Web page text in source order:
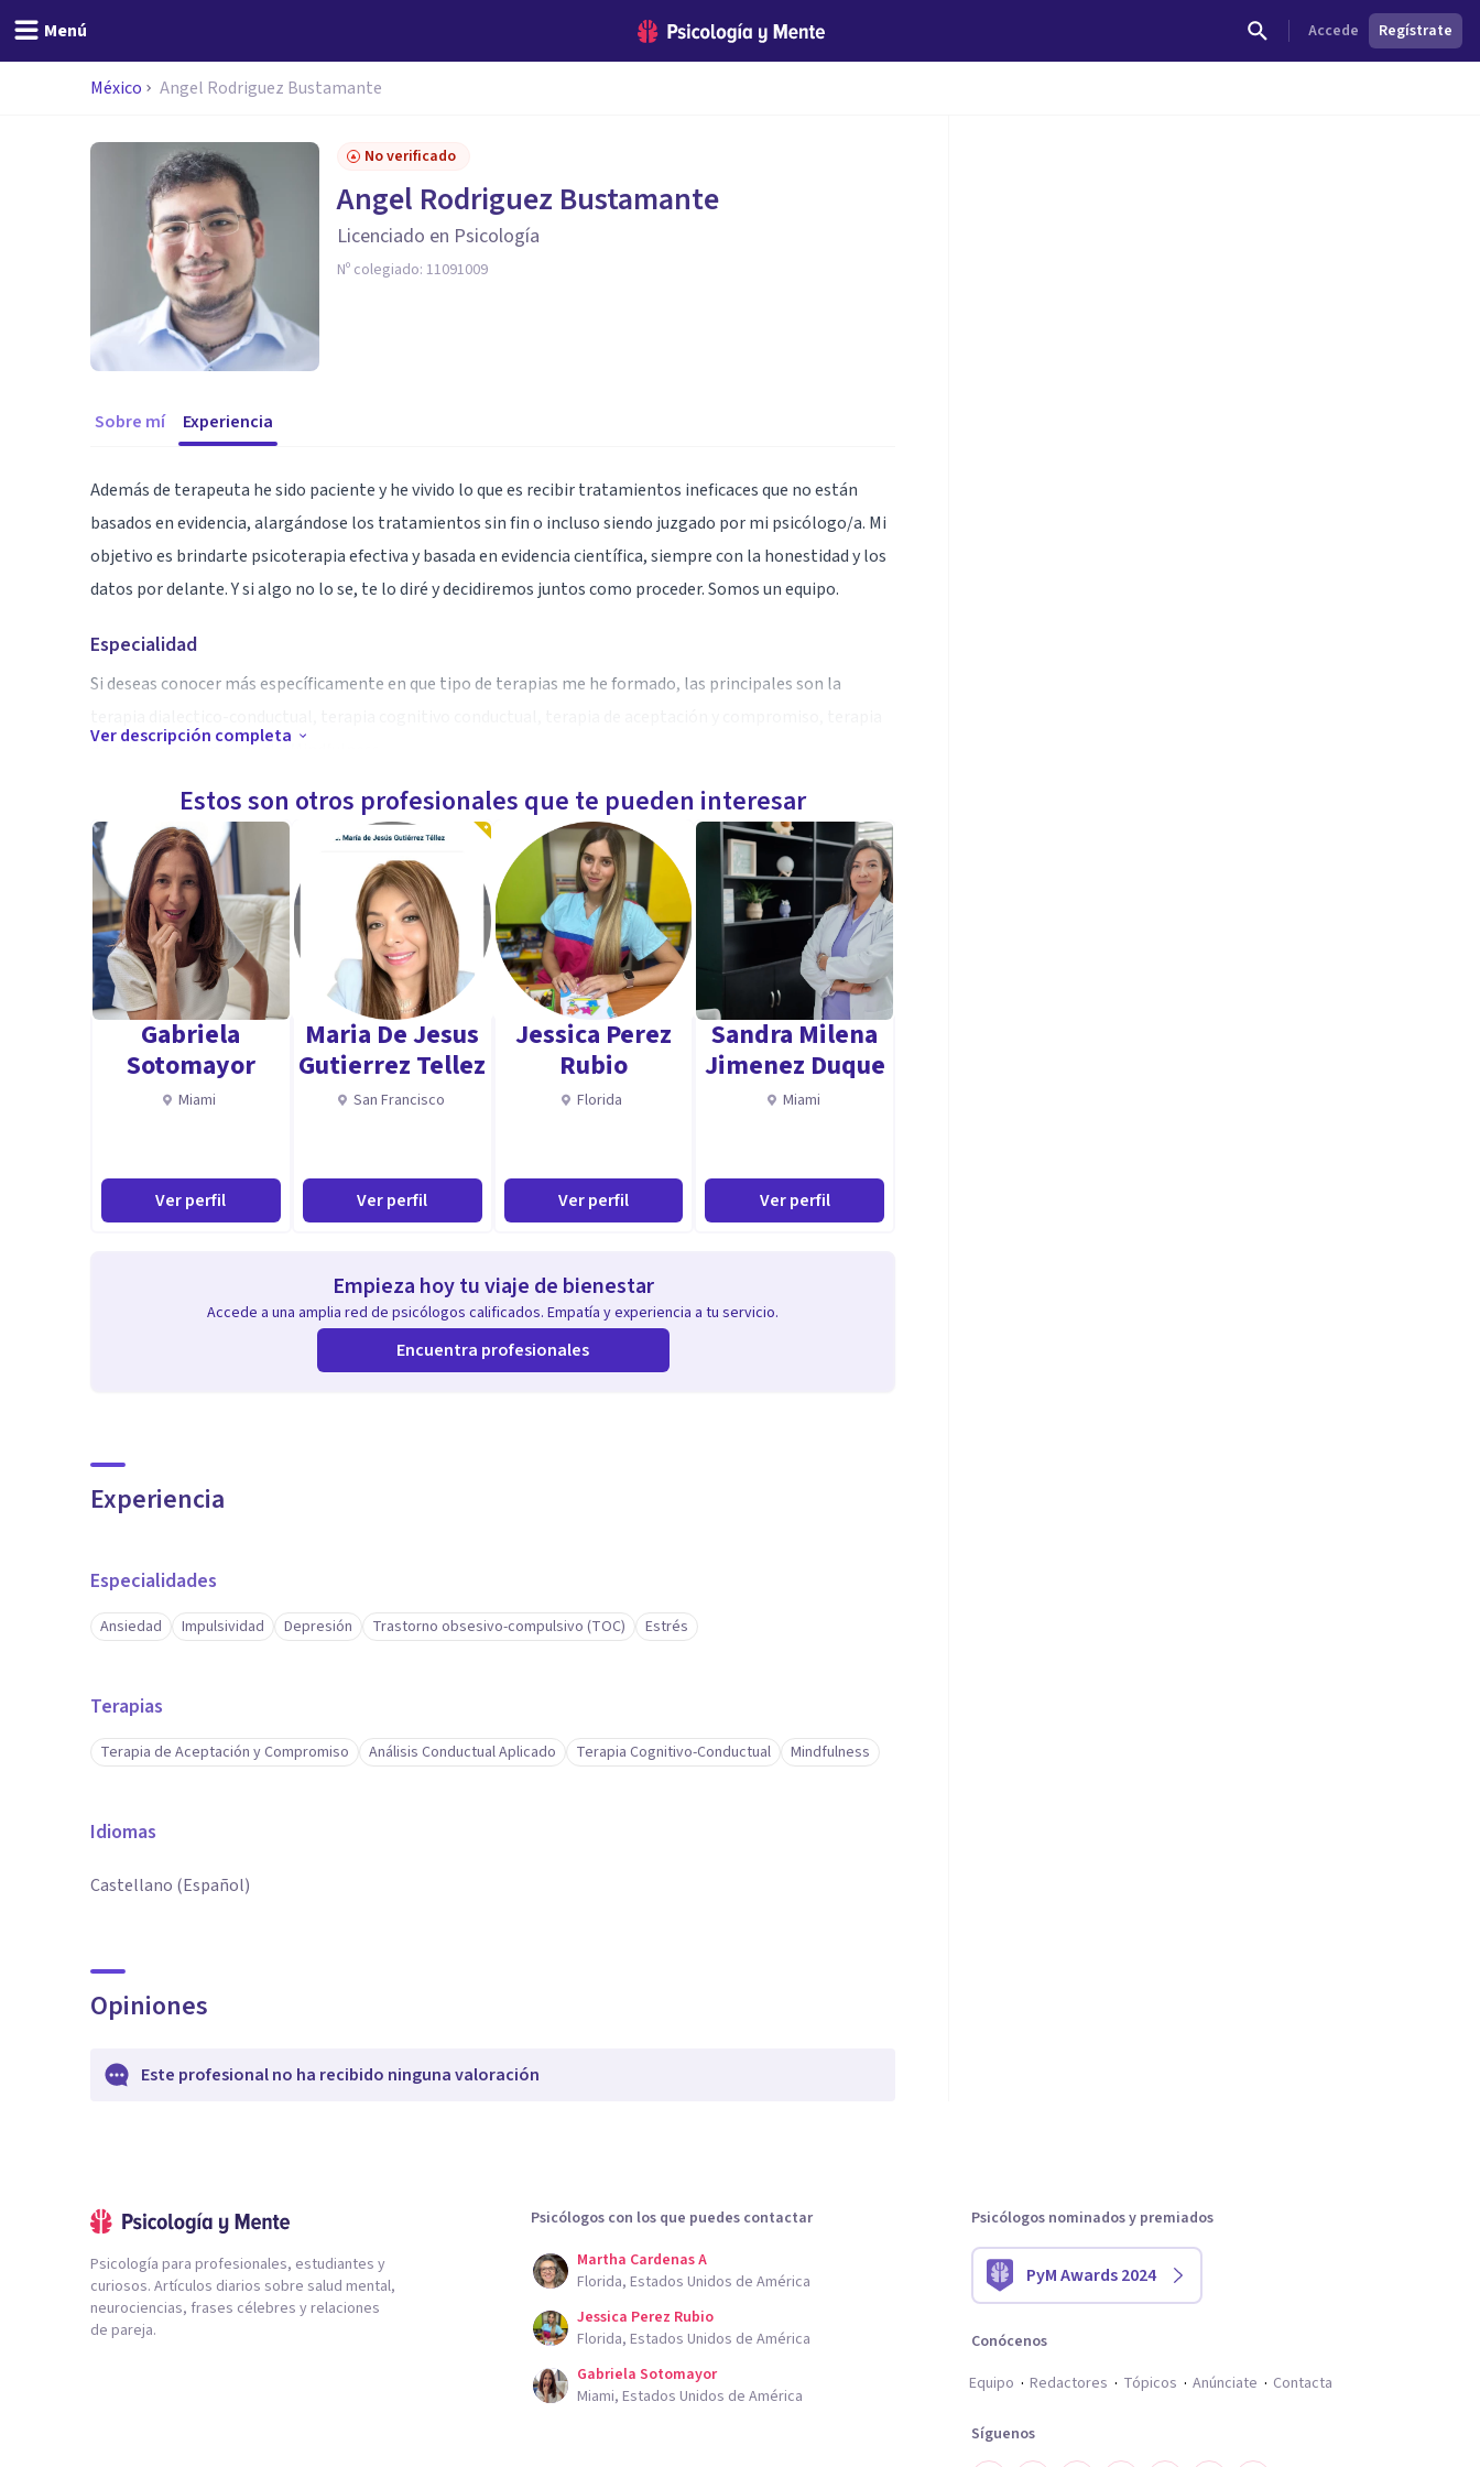
Menú Accede Regístrate
México Angel Rodriguez Bustamante
No verificado
Angel Rodriguez Bustamante
Licenciado en Psicología
Nº colegiado: 11091009
Sobre mí Experiencia
Además de terapeuta he sido paciente y he vivido lo que es recibir tratamientos ineficaces que no están
basados en evidencia, alargándose los tratamientos sin fin o incluso siendo juzgado por mi psicólogo/a. Mi
objetivo es brindarte psicoterapia efectiva y basada en evidencia científica, siempre con la honestidad y los
datos por delante. Y si algo no lo se, te lo diré y decidiremos juntos como proceder. Somos un equipo.
Especialidad
Si deseas conocer más específicamente en que tipo de terapias me he formado, las principales son la
de activación conductual y Mindfulness
Soy terapeuta conductual especializado en ansiedad, depresión y problemas de impulsividad. La terapia que
doy utiliza diversas herramientas, con un gran énfasis en el entrenamiento activo de habilidades y un
continuo análisis que nos permitirá desenmarañar los problemas y llegar a soluciones para tu bienestar.
No solo hablaremos (¡aunque claro que charlaremos mucho!), sino que también practicaremos técnicas y
ejercicios estructurados. Es una terapia activa donde trabajaremos como equipo, siempre bajo la empatía y
la escucha, sin juicios de valor, pero direccionados a la acción.
Ver descripción completa
Estos son otros profesionales que te pueden interesar
Gabriela
Sotomayor
Miami
Ver perfil
Maria De Jesus
Gutierrez Tellez
San Francisco
Ver perfil
Jessica Perez
Rubio
Florida
Ver perfil
Sandra Milena
Jimenez Duque
Miami
Ver perfil
Empieza hoy tu viaje de bienestar
Accede a una amplia red de psicólogos calificados. Empatía y experiencia a tu servicio.
Encuentra profesionales
Experiencia
Especialidades
Ansiedad Impulsividad Depresión Trastorno obsesivo-compulsivo (TOC) Estrés
Terapias
Terapia de Aceptación y Compromiso Análisis Conductual Aplicado Terapia Cognitivo-Conductual Mindfulness
Idiomas
Castellano (Español)
Opiniones
Este profesional no ha recibido ninguna valoración
Psicología para profesionales, estudiantes y
curiosos. Artículos diarios sobre salud mental,
neurociencias, frases célebres y relaciones
de pareja.
Psicólogos con los que puedes contactar
Martha Cardenas A
Florida, Estados Unidos de América
Jessica Perez Rubio
Florida, Estados Unidos de América
Gabriela Sotomayor
Miami, Estados Unidos de América
Psicólogos nominados y premiados
PyM Awards 2024
Conócenos
Equipo
Redactores Tópicos Anúnciate Contacta
Síguenos